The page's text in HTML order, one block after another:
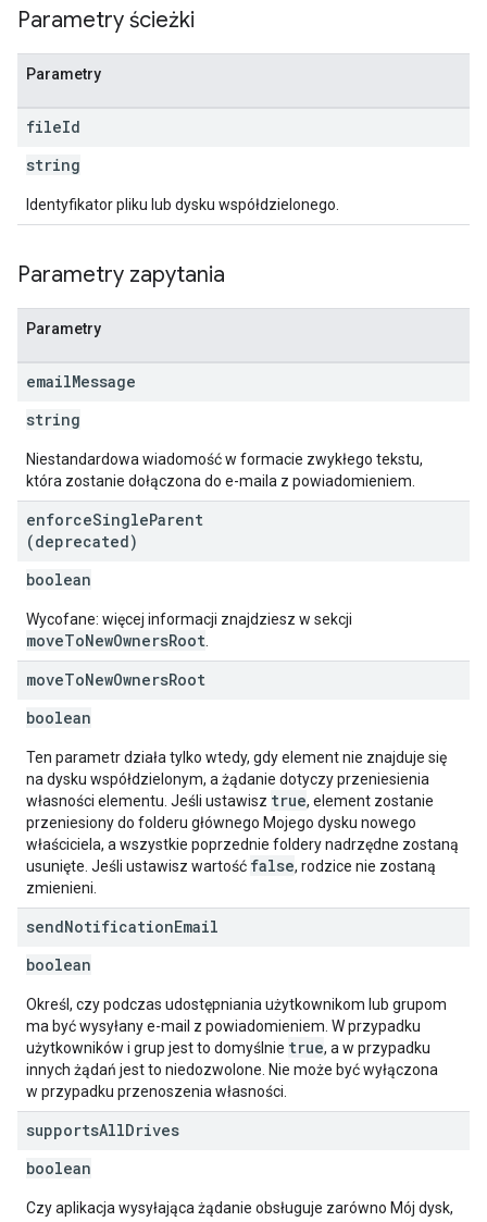
Parametry ścieżki
Parametry
fileId
string
Identyfikator pliku lub dysku współdzielonego.
Parametry zapytania
Parametry
emailMessage
string
Niestandardowa wiadomość w formacie zwykłego tekstu,
która zostanie dołączona do e-maila z powiadomieniem.
enforceSingleParent
(deprecated)
boolean
Wycofane: więcej informacji znajdziesz w sekcji
moveToNewOwnersRoot
moveToNewOwnersRoot
boolean
Ten parametr działa tylko wtedy, gdy element nie znajduje się
na dysku współdzielonym, a żądanie dotyczy przeniesienia
własności elementu. Jeśli ustawisz true, element zostanie
przeniesiony do folderu głównego Mojego dysku nowego
właściciela, a wszystkie poprzednie foldery nadrzędne zostaną
usunięte. Jeśli ustawisz wartość false, rodzice nie zostaną
zmienieni.
sendNotificationEmail
boolean
Określ, czy podczas udostępniania użytkownikom lub grupom
ma być wysyłany e-mail z powiadomieniem. W przypadku
użytkowników i grup jest to domyślnie true, a w przypadku
innych żądań jest to niedozwolone. Nie może być wyłączona
w przypadku przenoszenia własności.
supportsAllDrives
boolean
Czy aplikacja wysyłająca żądanie obsługuje zarówno Mój dysk,